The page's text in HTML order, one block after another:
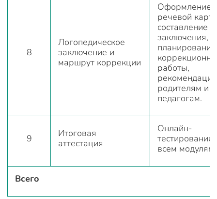
8
Логопедическое
заключение и
маршрут коррекции
Оформление
речевой
составление
заключения,
планирование
работы,
рекомендации
родителям и
педагогам.
9
Итоговая
аттестация
Онлайн-
тестирование
всем модулям
Всего